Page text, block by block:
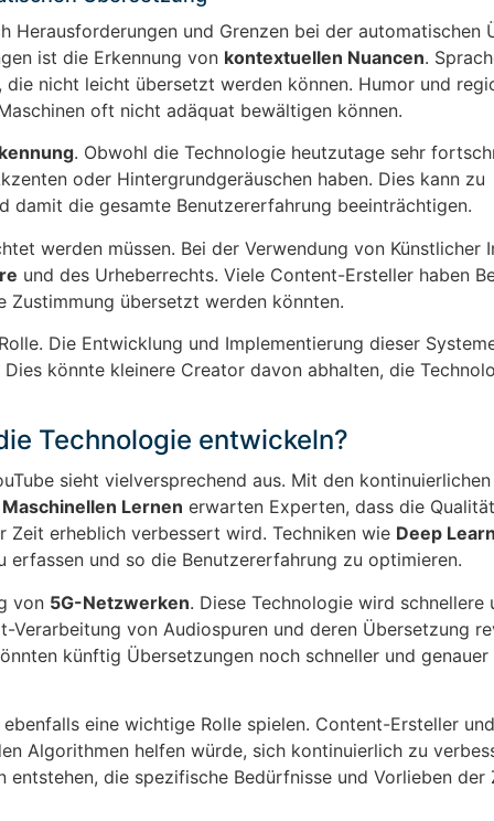
und Grenzen bei der automatischen
ist die Erkennung von kontextuellen Nuancen.
nicht leicht übersetzt werden können. Humor und
oft nicht adäquat bewältigen können.
. Obwohl die Technologie heutzutage sehr
oder Hintergrundgeräuschen haben. Dies kann zu
damit die gesamte Benutzererfahrung beeinträchtigen.
werden müssen. Bei der Verwendung von Künstlicher
und des Urheberrechts. Viele Content-Ersteller haben
übersetzt werden könnten.
Die Entwicklung und Implementierung dieser
könnte kleinere Creator davon abhalten, die
Technologie entwickeln?
sieht vielversprechend aus. Mit den kontinuierlichen
Maschinellen Lernen erwarten Experten, dass die
Zeit erheblich verbessert wird. Techniken wie Deep
und so die Benutzererfahrung zu optimieren.
von 5G-Netzwerken. Diese Technologie wird schnellere
von Audiospuren und deren Übersetzung
künftig Übersetzungen noch schneller und genauer
eine wichtige Rolle spielen. Content-Ersteller
Algorithmen helfen würde, sich kontinuierlich zu
die spezifische Bedürfnisse und Vorlieben der